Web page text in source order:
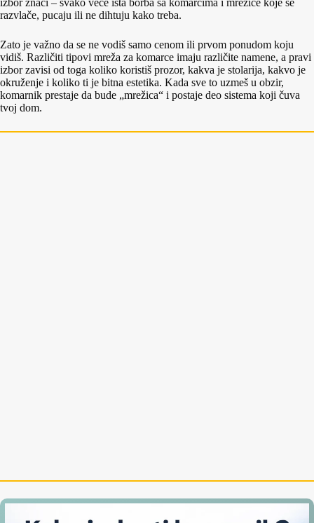
razvlače, pucaju ili ne dihtuju kako treba.
Zato je važno da se ne vodiš samo cenom ili prvom ponudom koju
vidiš. Različiti tipovi mreža za komarce imaju različite namene, a pravi
izbor zavisi od toga koliko koristiš prozor, kakva je stolarija, kakvo je
okruženje i koliko ti je bitna estetika. Kada sve to uzmeš u obzir,
komarnik prestaje da bude „mrežica“ i postaje deo sistema koji čuva
tvoj dom.